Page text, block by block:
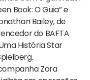
Book: O Guia” e
Bailey, de
do BAFTA
História Star
Zora